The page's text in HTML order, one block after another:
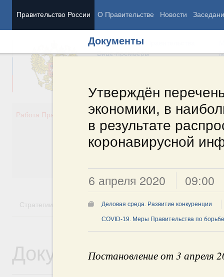
Правительство России О Правительстве Новости
Документы
Утверждён
экономики, в
в результате
коронавирусной
6 апреля 2020 09:00
Деловая среда. Развитие конкуренции
COVID-19. Меры Правительства по
Постановление от 3 апреля
Председатель Правительства
Вице-премьеры
Работа Правительства
Демография
Здоровье
Культура
Государство
Стратегии Государственные программы
Документы